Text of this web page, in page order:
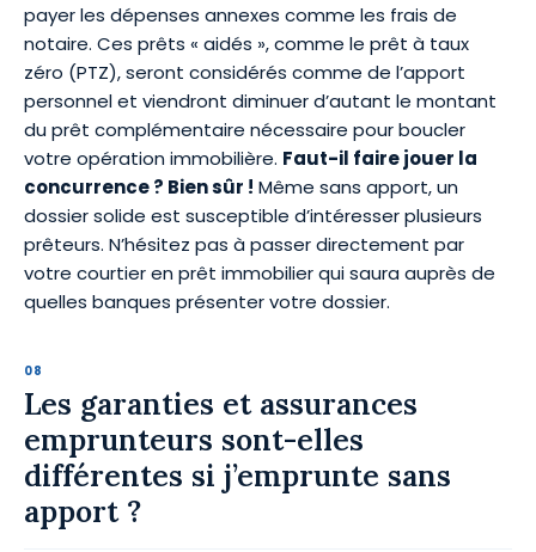
payer les dépenses annexes comme les frais de
notaire. Ces prêts « aidés », comme le prêt à taux
zéro (PTZ), seront considérés comme de l’apport
personnel et viendront diminuer d’autant le montant
du prêt complémentaire nécessaire pour boucler
votre opération immobilière. Faut-il faire jouer la
concurrence ? Bien sûr ! Même sans apport, un
dossier solide est susceptible d’intéresser plusieurs
prêteurs. N’hésitez pas à passer directement par
votre courtier en prêt immobilier qui saura auprès de
quelles banques présenter votre dossier.
Les garanties et assurances
emprunteurs sont-elles
différentes si j’emprunte sans
apport ?